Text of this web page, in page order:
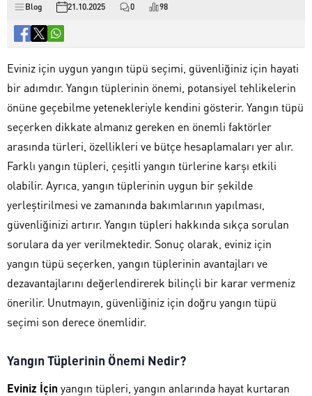
Blog 21.10.2025 0 98
Eviniz için uygun yangın tüpü seçimi, güvenliğiniz için hayati
bir adımdır. Yangın tüplerinin önemi, potansiyel tehlikelerin
önüne geçebilme yetenekleriyle kendini gösterir. Yangın tüpü
seçerken dikkate almanız gereken en önemli faktörler
arasında türleri, özellikleri ve bütçe hesaplamaları yer alır.
Farklı yangın tüpleri, çeşitli yangın türlerine karşı etkili
olabilir. Ayrıca, yangın tüplerinin uygun bir şekilde
yerleştirilmesi ve zamanında bakımlarının yapılması,
güvenliğinizi artırır. Yangın tüpleri hakkında sıkça sorulan
sorulara da yer verilmektedir. Sonuç olarak, eviniz için
yangın tüpü seçerken, yangın tüplerinin avantajları ve
dezavantajlarını değerlendirerek bilinçli bir karar vermeniz
önerilir. Unutmayın, güvenliğiniz için doğru yangın tüpü
seçimi son derece önemlidir.
Yangın Tüplerinin Önemi Nedir?
Eviniz İçin yangın tüpleri, yangın anlarında hayat kurtaran